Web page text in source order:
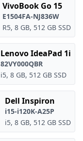
VivoBook Go 15
E1504FA-NJ836W
R5, 8 GB, 512 GB SSD
Lenovo IdeaPad 1i
82VY000QBR
i5, 8 GB, 512 GB SSD
Dell Inspiron
i15-i120K-A25P
i5, 8 GB, 512 GB SSD